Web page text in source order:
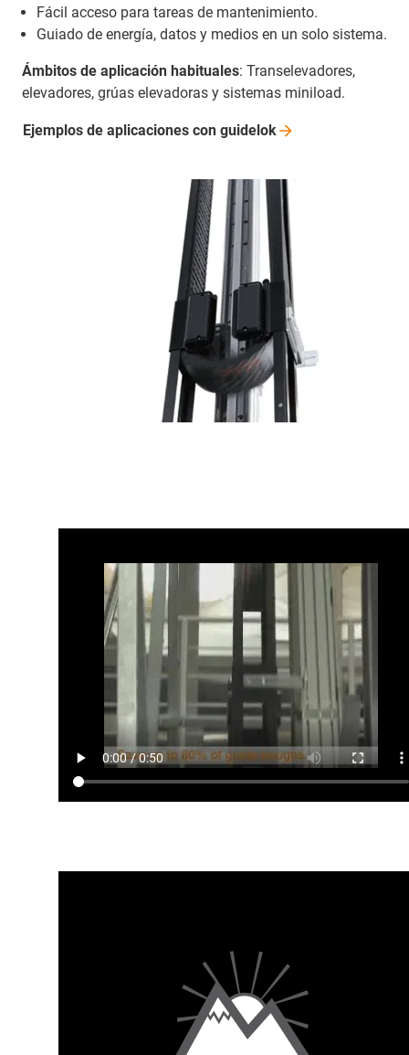
Fácil acceso para tareas de mantenimiento.
Guiado de energía, datos y medios en un solo sistema.
Ámbitos de aplicación habituales: Transelevadores,
elevadores, grúas elevadoras y sistemas miniload.
Ejemplos de aplicaciones con guidelok